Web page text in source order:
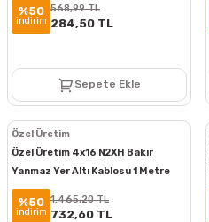
%50
indirim
568,99 TL
284,50 TL
Sepete Ekle
Özel Üretim
Özel Üretim 4x16 N2XH Bakır
Yanmaz Yer Altı Kablosu 1 Metre
%50
indirim
1.465,20 TL
732,60 TL